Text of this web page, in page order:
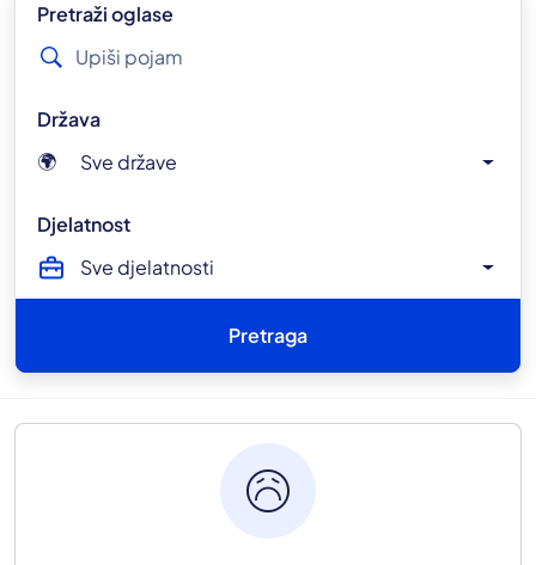
Pretraži oglase
Država
🌍 Sve države
Djelatnost
Sve djelatnosti
Pretraga
sentiment_sad